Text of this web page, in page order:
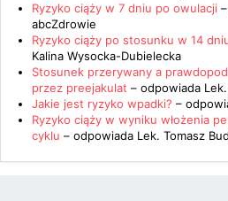
Ryzyko ciąży w 7 dniu po owulacji
abcZdrowie
Ryzyko ciąży po stosunku w 14
Kalina Wysocka-Dubielecka
Stosunek przerywany a
przez preejakulat – odpowiada
Jakie jest ryzyko wpadki? –
Ryzyko ciąży w wyniku włożenia
cyklu – odpowiada Lek. Tomasz